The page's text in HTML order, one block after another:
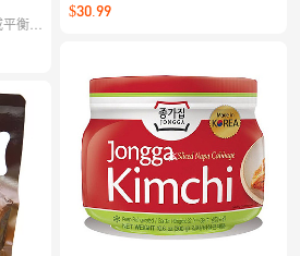
衡超
越嗑
$30.99